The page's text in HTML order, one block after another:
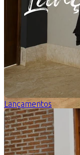
Lançamentos